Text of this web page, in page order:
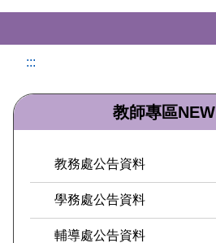
:::
教師專區NEW
教務處公告資料
學務處公告資料
輔導處公告資料